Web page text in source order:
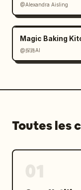
@Alexandra Aisling
Magic Baking
@探路AI
Toutes les